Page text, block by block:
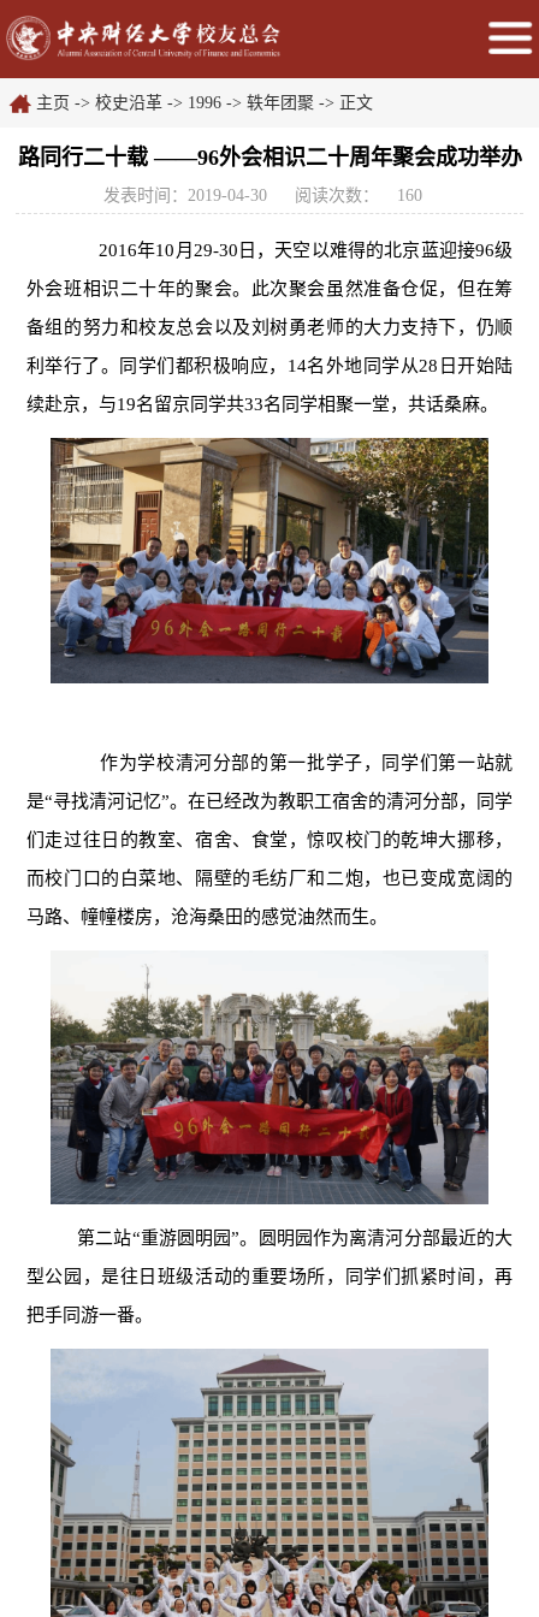
主页 -> 校史沿革 -> 1996 -> 轶年团聚 -> 正文
路同行二十载 ——96外会相识二十周年聚会成功举办
发表时间：2019-04-30 阅读次数： 160
2016年10月29-30日，天空以难得的北京蓝迎接96级
外会班相识二十年的聚会。此次聚会虽然准备仓促，但在筹
备组的努力和校友总会以及刘树勇老师的大力支持下，仍顺
利举行了。同学们都积极响应，14名外地同学从28日开始陆
续赴京，与19名留京同学共33名同学相聚一堂，共话桑麻。
作为学校清河分部的第一批学子，同学们第一站就
是“寻找清河记忆”。在已经改为教职工宿舍的清河分部，同学
们走过往日的教室、宿舍、食堂，惊叹校门的乾坤大挪移，
而校门口的白菜地、隔壁的毛纺厂和二炮，也已变成宽阔的
马路、幢幢楼房，沧海桑田的感觉油然而生。
第二站“重游圆明园”。圆明园作为离清河分部最近的大
型公园，是往日班级活动的重要场所，同学们抓紧时间，再
把手同游一番。